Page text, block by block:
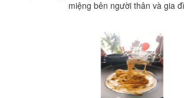
miệng bên người thân và gia